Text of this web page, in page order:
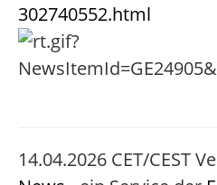
302740552.html
14.04.2026 CET/